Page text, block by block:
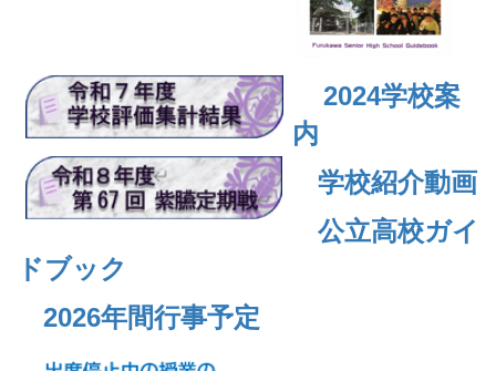
2024学校案
内
学校紹介動画
公立高校ガイ
ドブック
2026年間行事予定